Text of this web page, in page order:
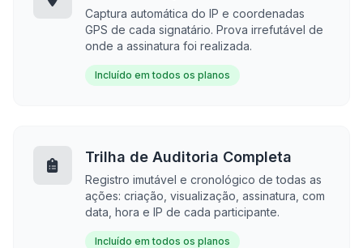
Captura automática do IP e coordenadas
GPS de cada signatário. Prova irrefutável de
onde a assinatura foi realizada.
Incluído em todos os planos
Trilha de Auditoria Completa
Registro imutável e cronológico de todas as
ações: criação, visualização, assinatura, com
data, hora e IP de cada participante.
Incluído em todos os planos